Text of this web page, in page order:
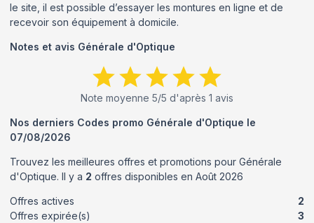
le site, il est possible d’essayer les montures en ligne et de
recevoir son équipement à domicile.
Notes et avis Générale d'Optique
Note moyenne 5/5 d'après 1 avis
Nos derniers Codes promo Générale d'Optique le
07/08/2026
Trouvez les meilleures offres et promotions pour Générale
d'Optique. Il y a 2 offres disponibles en Août 2026
Offres actives
2
Offres expirée(s)
3